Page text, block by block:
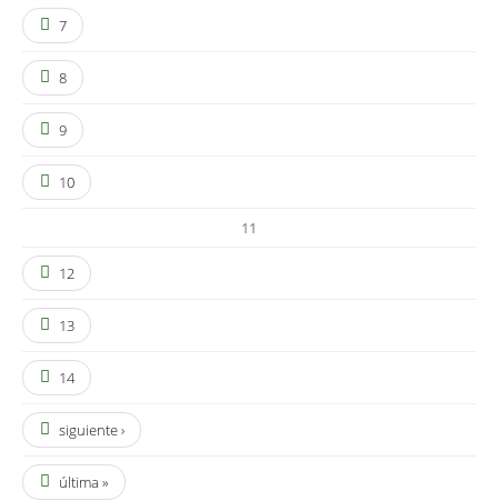
7
8
9
10
11
12
13
14
siguiente ›
última »